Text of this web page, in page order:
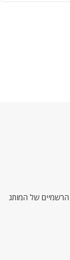
הרשמיים של המותג